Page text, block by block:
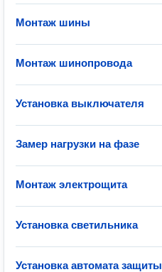
Монтаж шины
Монтаж шинопровода
Установка выключателя
Замер нагрузки на фазе
Монтаж электрощита
Установка светильника
Установка автомата защиты